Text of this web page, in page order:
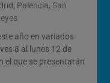
, Palencia, San
año en variados
8 al lunes 12 de
el que se presentarán